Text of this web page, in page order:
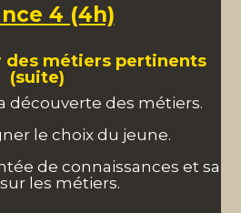
4 (4h)
des métiers pertinents
(suite)
découverte des métiers.
le choix du jeune.
de connaissances et sa
les métiers.